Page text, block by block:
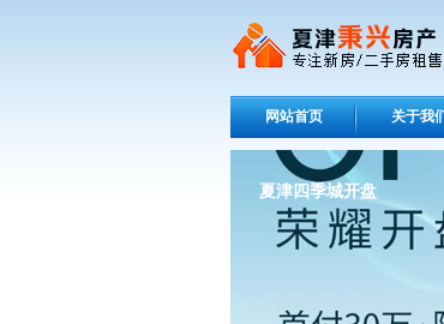
网站首页 关于我
夏津四季城开盘